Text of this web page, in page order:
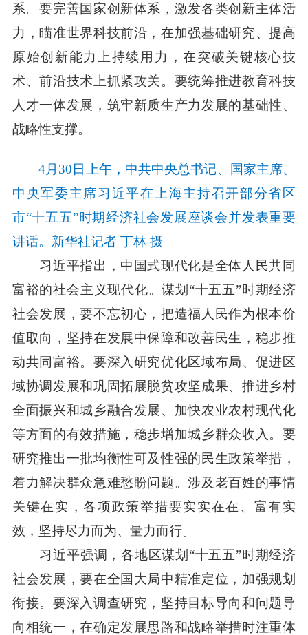
系。要完善国家创新体系，激发各类创新主体活
力，瞄准世界科技前沿，在加强基础研究、提高
原始创新能力上持续用力，在突破关键核心技
术、前沿技术上抓紧攻关。要统筹推进教育科技
人才一体发展，筑牢新质生产力发展的基础性、
战略性支撑。
4月30日上午，中共中央总书记、国家主席、
中央军委主席习近平在上海主持召开部分省区
市“十五五”时期经济社会发展座谈会并发表重要
讲话。新华社记者 丁林 摄
习近平指出，中国式现代化是全体人民共同
富裕的社会主义现代化。谋划“十五五”时期经济
社会发展，要不忘初心，把造福人民作为根本价
值取向，坚持在发展中保障和改善民生，稳步推
动共同富裕。要深入研究优化区域布局、促进区
域协调发展和巩固拓展脱贫攻坚成果、推进乡村
全面振兴和城乡融合发展、加快农业农村现代化
等方面的有效措施，稳步增加城乡群众收入。要
研究推出一批均衡性可及性强的民生政策举措，
着力解决群众急难愁盼问题。涉及老百姓的事情
关键在实，各项政策举措要实实在在、富有实
效，坚持尽力而为、量力而行。
习近平强调，各地区谋划“十五五”时期经济
社会发展，要在全国大局中精准定位，加强规划
衔接。要深入调查研究，坚持目标导向和问题导
向相统一，在确定发展思路和战略举措时注重体